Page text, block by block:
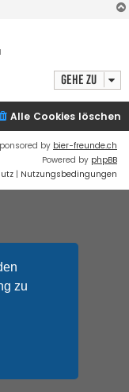
zu
Gehe zu
Alle Cookies löschen
by bier-freunde.ch
Powered by phpBB
| Nutzungsbedingungen